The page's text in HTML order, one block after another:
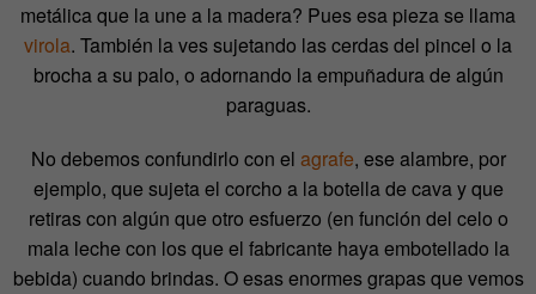
metálica que la une a la madera? Pues esa pieza se llama
virola. También la ves sujetando las cerdas del pincel o la
brocha a su palo, o adornando la empuñadura de algún
paraguas.
No debemos confundirlo con el agrafe, ese alambre, por
ejemplo, que sujeta el corcho a la botella de cava y que
retiras con algún que otro esfuerzo (en función del celo o
mala leche con los que el fabricante haya embotellado la
bebida) cuando brindas. O esas enormes grapas que vemos